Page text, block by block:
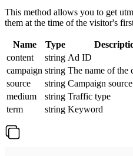
This method allows you to get
them at the time of the visitor's
Name Type
content
string Ad ID
campaign string The name of the
source
string Campaign source
medium
string Traffic type
term
string Keyword